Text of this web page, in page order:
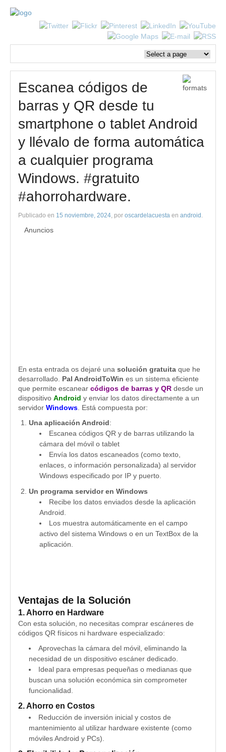
Escanea códigos de
barras y QR desde tu
smartphone o tablet Android
y llévalo de forma automática
a cualquier programa
Windows. #gratuito
#ahorrohardware.
Publicado en 15 noviembre, 2024, por oscardelacuesta en android .
Anuncios
En esta entrada os dejaré una solución gratuita que he
desarrollado. Pal AndroidToWin es un sistema eficiente
que permite escanear códigos de barras y QR desde un
dispositivo Android y enviar los datos directamente a un
servidor Windows . Está compuesta por:
Una aplicación Android:
Escanea códigos QR y de barras utilizando la
cámara del móvil o tablet
Envía los datos escaneados (como texto,
enlaces, o información personalizada) al servidor
Windows especificado por IP y puerto.
Un programa servidor en Windows
Recibe los datos enviados desde la aplicación
Android.
Los muestra automáticamente en el campo
activo del sistema Windows o en un TextBox de la
aplicación.
Ventajas de la Solución
1. Ahorro en Hardware
Con esta solución, no necesitas comprar escáneres de
códigos QR físicos ni hardware especializado:
Aprovechas la cámara del móvil, eliminando la
necesidad de un dispositivo escáner dedicado.
Ideal para empresas pequeñas o medianas que
buscan una solución económica sin comprometer
funcionalidad.
2. Ahorro en Costos
Reducción de inversión inicial y costos de
mantenimiento al utilizar hardware existente (como
móviles Android y PCs).